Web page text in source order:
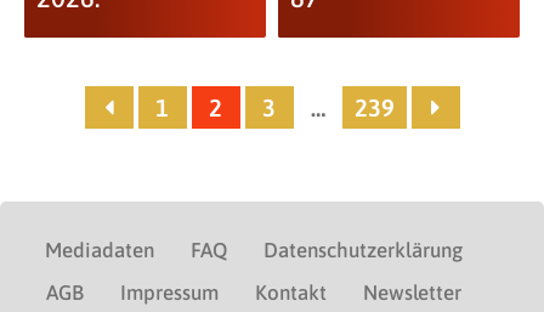
1 2 3 … 239
Mediadaten FAQ
Datenschutzerklärung
AGB
Impressum Kontakt Newsletter